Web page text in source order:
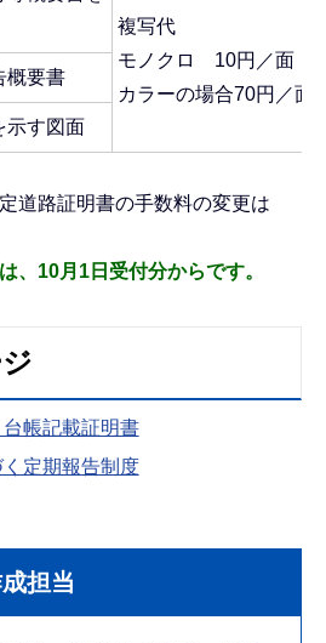
複写代
モノクロ 10円／面
カラーの場合70円／面
概要書
示す図面
道路証明書の手数料の変更は
、10月1日受付分からです。
帳記載証明書
定期報告制度
担当